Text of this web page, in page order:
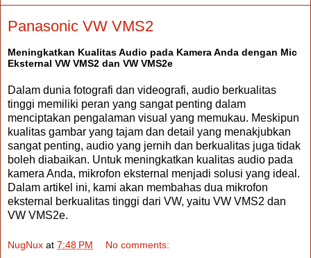
Panasonic VW VMS2
Meningkatkan Kualitas Audio pada Kamera Anda dengan Mic
Eksternal VW VMS2 dan VW VMS2e
Dalam dunia fotografi dan videografi, audio berkualitas
tinggi memiliki peran yang sangat penting dalam
menciptakan pengalaman visual yang memukau. Meskipun
kualitas gambar yang tajam dan detail yang menakjubkan
sangat penting, audio yang jernih dan berkualitas juga tidak
boleh diabaikan. Untuk meningkatkan kualitas audio pada
kamera Anda, mikrofon eksternal menjadi solusi yang ideal.
Dalam artikel ini, kami akan membahas dua mikrofon
eksternal berkualitas tinggi dari VW, yaitu VW VMS2 dan
VW VMS2e.
NugNux at 7:48 PM No comments: